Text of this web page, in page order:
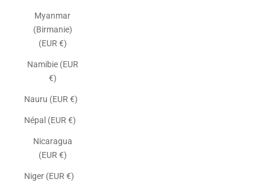
Myanmar
(Birmanie)
(EUR €)
Namibie (EUR
€)
Nauru (EUR €)
Népal (EUR €)
Nicaragua
(EUR €)
Niger (EUR €)